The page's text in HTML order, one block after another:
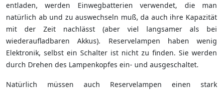
entladen, werden Einwegbatterien verwendet, die man
natürlich ab und zu auswechseln muß, da auch ihre Kapazität
mit der Zeit nachlässt (aber viel langsamer als bei
wiederaufladbaren Akkus). Reservelampen haben wenig
Elektronik, selbst ein Schalter ist nicht zu finden. Sie werden
durch Drehen des Lampenkopfes ein- und ausgeschaltet.
Natürlich müssen auch Reservelampen einen stark